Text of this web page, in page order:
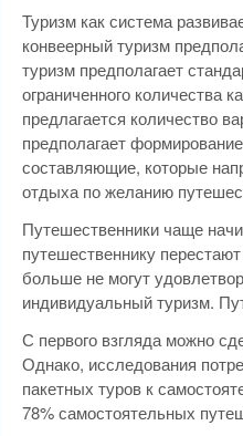
Туризм как система
конвеерный туризм
туризм предполагает
ограниченного количества
предлагается количество
предполагает
составляющие, которые
отдыха по желанию
Путешественники чаще
путешественнику
больше не могут
индивидуальный туризм.
С первого взгляда можно
Однако, исследования
пакетных туров к
78% самостоятельных